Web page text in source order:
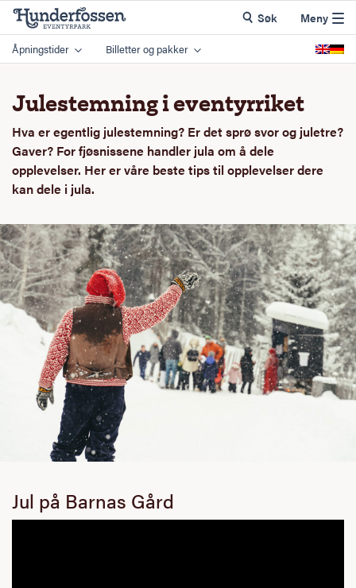
Åpningstider Billetter og pakker
Søk Meny
Julestemning i eventyrriket
Hva er egentlig julestemning? Er det sprø svor og juletre?
Gaver? For fjøsnissene handler jula om å dele
opplevelser. Her er våre beste tips til opplevelser dere
kan dele i jula.
Jul på Barnas Gård